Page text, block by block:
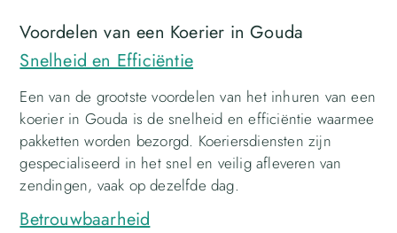
Voordelen van een Koerier in Gouda
Snelheid en Efficiëntie
Een van de grootste voordelen van het inhuren van een
koerier in Gouda is de snelheid en efficiëntie waarmee
pakketten worden bezorgd. Koeriersdiensten zijn
gespecialiseerd in het snel en veilig afleveren van
zendingen, vaak op dezelfde dag.
Betrouwbaarheid